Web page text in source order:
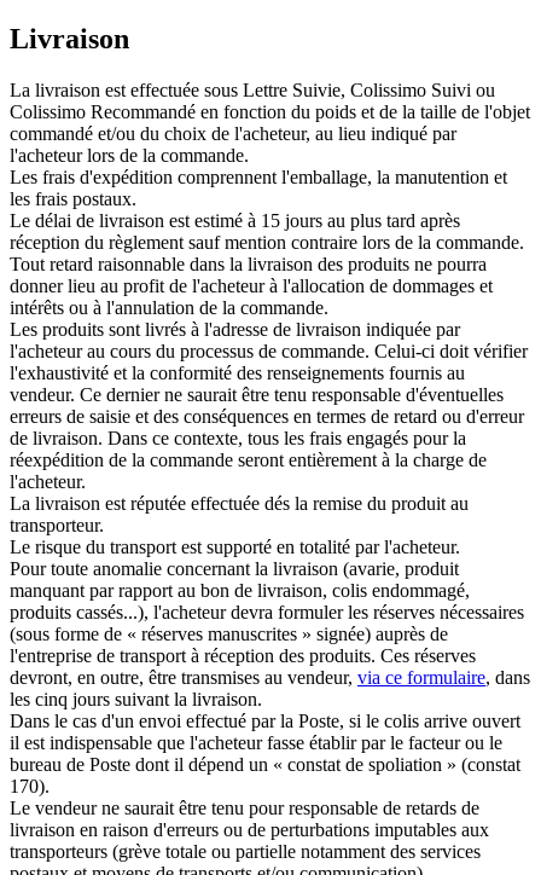
Livraison
La livraison est effectuée sous Lettre Suivie, Colissimo Suivi ou
Colissimo Recommandé en fonction du poids et de la taille de l'objet
commandé et/ou du choix de l'acheteur, au lieu indiqué par
l'acheteur lors de la commande.
Les frais d'expédition comprennent l'emballage, la manutention et
les frais postaux.
Le délai de livraison est estimé à 15 jours au plus tard après
réception du règlement sauf mention contraire lors de la commande.
Tout retard raisonnable dans la livraison des produits ne pourra
donner lieu au profit de l'acheteur à l'allocation de dommages et
intérêts ou à l'annulation de la commande.
Les produits sont livrés à l'adresse de livraison indiquée par
l'acheteur au cours du processus de commande. Celui-ci doit vérifier
l'exhaustivité et la conformité des renseignements fournis au
vendeur. Ce dernier ne saurait être tenu responsable d'éventuelles
erreurs de saisie et des conséquences en termes de retard ou d'erreur
de livraison. Dans ce contexte, tous les frais engagés pour la
réexpédition de la commande seront entièrement à la charge de
l'acheteur.
La livraison est réputée effectuée dés la remise du produit au
transporteur.
Le risque du transport est supporté en totalité par l'acheteur.
Pour toute anomalie concernant la livraison (avarie, produit
manquant par rapport au bon de livraison, colis endommagé,
produits cassés...), l'acheteur devra formuler les réserves nécessaires
(sous forme de « réserves manuscrites » signée) auprès de
l'entreprise de transport à réception des produits. Ces réserves
devront, en outre, être transmises au vendeur, via ce formulaire, dans
les cinq jours suivant la livraison.
Dans le cas d'un envoi effectué par la Poste, si le colis arrive ouvert
il est indispensable que l'acheteur fasse établir par le facteur ou le
bureau de Poste dont il dépend un « constat de spoliation » (constat
170).
Le vendeur ne saurait être tenu pour responsable de retards de
livraison en raison d'erreurs ou de perturbations imputables aux
transporteurs (grève totale ou partielle notamment des services